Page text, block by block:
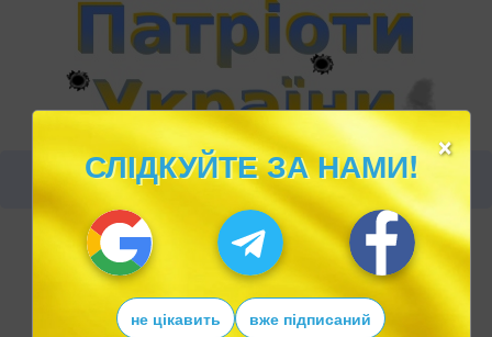
×
СЛІДКУЙТЕ ЗА НАМИ!
не цікавить вже підписаний